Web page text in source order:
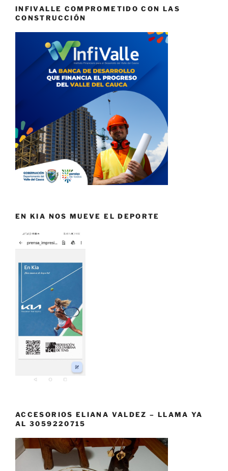
INFIVALLE COMPROMETIDO CON LAS
CONSTRUCCIÓN
EN KIA NOS MUEVE EL DEPORTE
ACCESORIOS ELIANA VALDEZ – LLAMA YA
AL 3059220715